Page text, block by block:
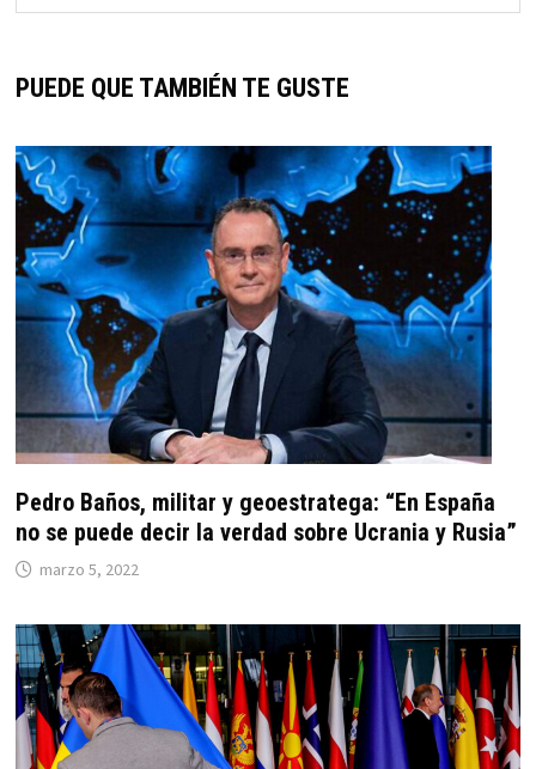
PUEDE QUE TAMBIÉN TE GUSTE
Pedro Baños, militar y geoestratega: “En España
no se puede decir la verdad sobre Ucrania y Rusia”
marzo 5, 2022